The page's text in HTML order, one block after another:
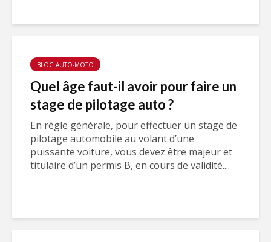
BLOG AUTO-MOTO
Quel âge faut-il avoir pour faire un
stage de pilotage auto ?
En règle générale, pour effectuer un stage de
pilotage automobile au volant d’une
puissante voiture, vous devez être majeur et
titulaire d’un permis B, en cours de validité....